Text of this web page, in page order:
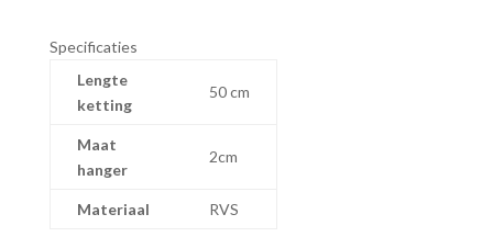
Specificaties
Lengte
ketting
50 cm
Maat
hanger
2cm
Materiaal RVS